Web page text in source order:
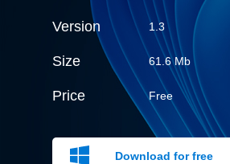
Version 1.3
Size 61.6 Mb
Price Free
Download for free